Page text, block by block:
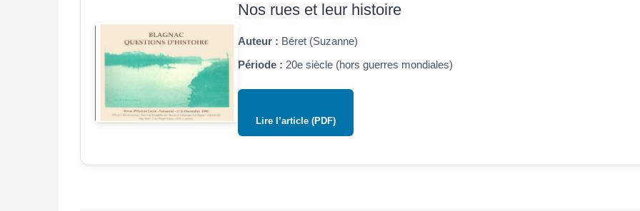
Nos rues et leur histoire
Auteur : Béret (Suzanne)
Période : 20e siècle (hors guerres mondiales)
Lire l’article (PDF)